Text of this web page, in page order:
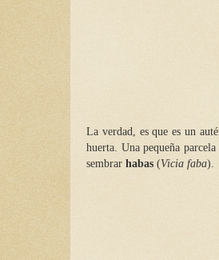
La verdad, es que es un
huerta. Una pequeña
sembrar habas (Vicia faba).